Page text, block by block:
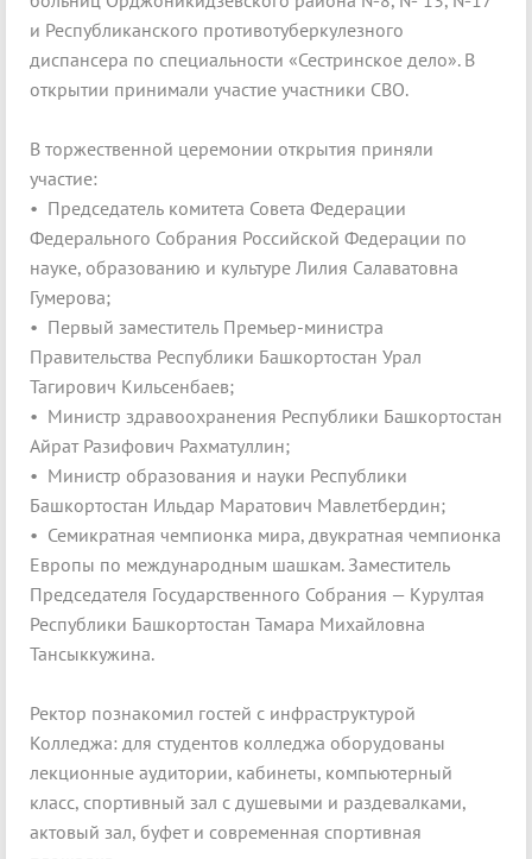
и Республиканского противотуберкулезного
диспансера по специальности «Сестринское дело». В
открытии принимали участие участники СВО.
В торжественной церемонии открытия приняли
участие:
• Председатель комитета Совета Федерации
Федерального Собрания Российской Федерации по
науке, образованию и культуре Лилия Салаватовна
Гумерова;
• Первый заместитель Премьер-министра
Правительства Республики Башкортостан Урал
Тагирович Кильсенбаев;
• Министр здравоохранения Республики Башкортостан
Айрат Разифович Рахматуллин;
• Министр образования и науки Республики
Башкортостан Ильдар Маратович Мавлетбердин;
• Семикратная чемпионка мира, двукратная чемпионка
Европы по международным шашкам. Заместитель
Председателя Государственного Собрания — Курултая
Республики Башкортостан Тамара Михайловна
Тансыккужина.
Ректор познакомил гостей с инфраструктурой
Колледжа: для студентов колледжа оборудованы
лекционные аудитории, кабинеты, компьютерный
класс, спортивный зал с душевыми и раздевалками,
актовый зал, буфет и современная спортивная